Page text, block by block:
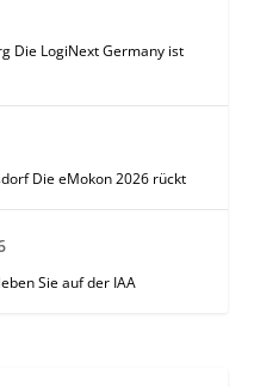
Die LogiNext Germany ist
Die eMokon 2026 rückt
Sie auf der IAA